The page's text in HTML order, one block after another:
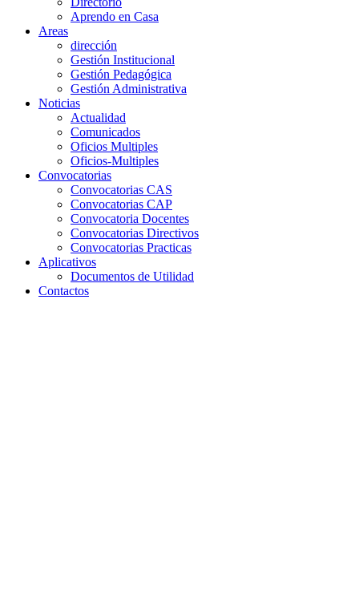
Aprendo en Casa
Areas
dirección
Gestión Institucional
Gestión Pedagógica
Gestión Administrativa
Noticias
Actualidad
Comunicados
Oficios Multiples
Oficios-Multiples
Convocatorias
Convocatorias CAS
Convocatorias CAP
Convocatoria Docentes
Convocatorias Directivos
Convocatorias Practicas
Aplicativos
Documentos de Utilidad
Contactos